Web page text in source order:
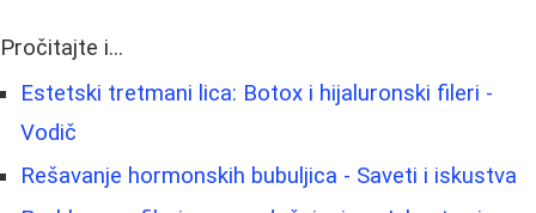
Pročitajte i...
Estetski tretmani lica: Botox i hijaluronski fileri -
Vodič
Rešavanje hormonskih bubuljica - Saveti i iskustva